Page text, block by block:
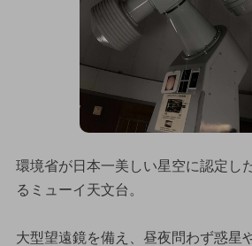
環境省が日本一美しい星空に認定し
るミューイ天文台。
大型望遠鏡を備え、昼夜問わず惑星